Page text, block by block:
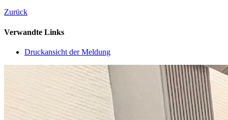
Zurück
Verwandte Links
Druckansicht der Meldung